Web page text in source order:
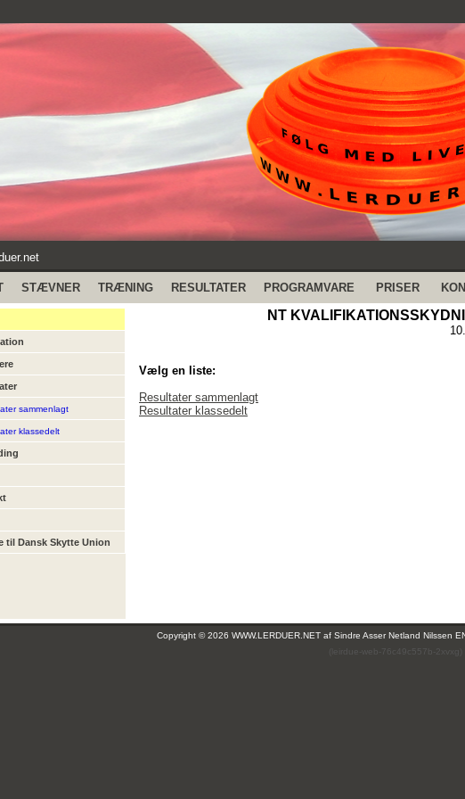
STÆVNER TRÆNING RESULTATER PROGRAMVARE PRISER
sammenlagt
klassedelt
til Dansk Skytte Union
NT
Vælg en liste:
Resultater sammenlagt
Resultater klassedelt
Copyright © 2026 WWW.LERDUER.NET af Sindre Asser Netland Nilssen
(leirdue-web-76c49c557b-2xvxg)